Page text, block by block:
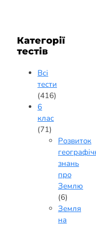
Категорії
тестів
Всі
тести
(416)
6
клас
(71)
Розвиток
знань
про
Землю
(6)
Земля
на